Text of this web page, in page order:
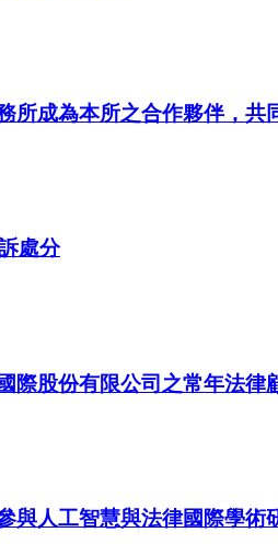
所成為本所之合作夥伴，共
處分
際股份有限公司之常年法律
與人工智慧與法律國際學術